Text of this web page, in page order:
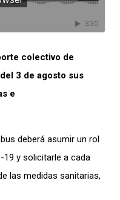
colectivo de
3 de agosto sus
e
deberá asumir un rol
y solicitarle a cada
las medidas sanitarias,